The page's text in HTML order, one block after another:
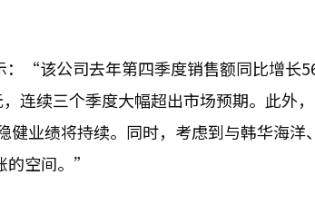
“该公司去年第四季度销售额同比增长
连续三个季度大幅超出市场预期。此外
业绩将持续。同时，考虑到与韩华海洋
的空间。”